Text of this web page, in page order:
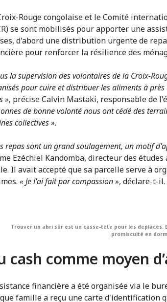
Rouge congolaise et le Comité
se sont mobilisés pour apporter une
d'abord une distribution urgente de
pour renforcer la résilience des
la supervision des volontaires de la Croix-
pour cuire et distribuer les aliments à
», précise Calvin Mastaki, responsable de
de bonne volonté nous ont cédé des
collectives ».
repas sont un grand soulagement, un motif
Ezéchiel Kandomba, directeur des
Il avait accepté que sa parcelle serve à
« Je l'ai fait par compassion », déclare-t-il.
Trouver un abri sûr est un casse-tête pour les déplacés.
promiscuité en
cash comme moyen
financière a été organisée via le
famille a reçu une carte d'identification